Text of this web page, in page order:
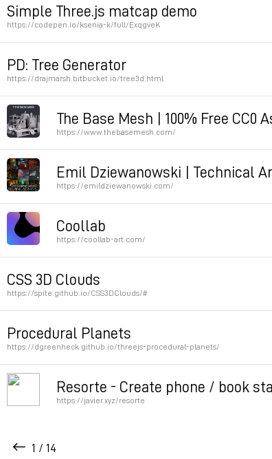
Simple Three.js matcap demo
https://codepen.io/ksenia-k/full/ExqgveK
PD: Tree Generator
https://drajmarsh.bitbucket.io/tree3d.html
Permalink
The Base Mesh | 100% Free CC0
https://www.thebasemesh.com/
CC0 3D objects
Emil Dziewanowski | Technical
https://emildziewanowski.com/
Cool demo yt videos unlisted
Coollab
https://coollab-art.com/
CSS 3D Clouds
https://spite.github.io/CSS3DClouds/#
Procedural Planets
https://dgreenheck.github.io/threejs-procedural-planets/
Permalink
Resorte - Create phone / book
https://javier.xyz/resorte
1 / 14